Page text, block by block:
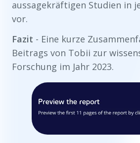
aussagekräftigen Studien in
vor.
Fazit - Eine kurze
Beitrags von Tobii zur
Forschung im Jahr 2023.